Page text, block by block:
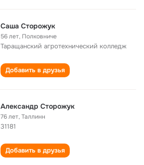
Саша Сторожук
56 лет, Полковниче
Таращанский агротехнический колледж
Добавить в друзья
Александр Сторожук
76 лет,Таллинн
31181
Добавить в друзья